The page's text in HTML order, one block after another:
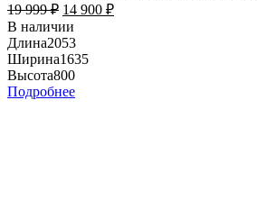
19 999₽ 14 900 ₽
В наличии
Длина2053
Ширина1635
Высота800
Подробнее